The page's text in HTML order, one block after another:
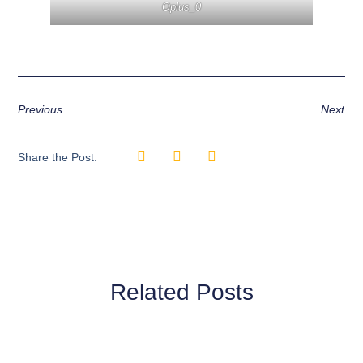
Oplus_0
Previous Next
Share the Post:
Related Posts